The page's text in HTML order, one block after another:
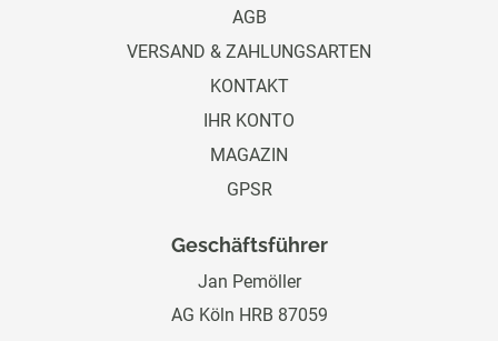
AGB
VERSAND & ZAHLUNGSARTEN
KONTAKT
IHR KONTO
MAGAZIN
GPSR
Geschäftsführer
Jan Pemöller
AG Köln HRB 87059